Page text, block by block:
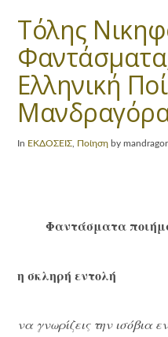
Τόλης
Ελληνική
In ΕΚΔΟΣΕΙΣ Ποίηση by
Φαντάσματα
η σκληρή εντολή
να γνωρίζεις την ισόβια